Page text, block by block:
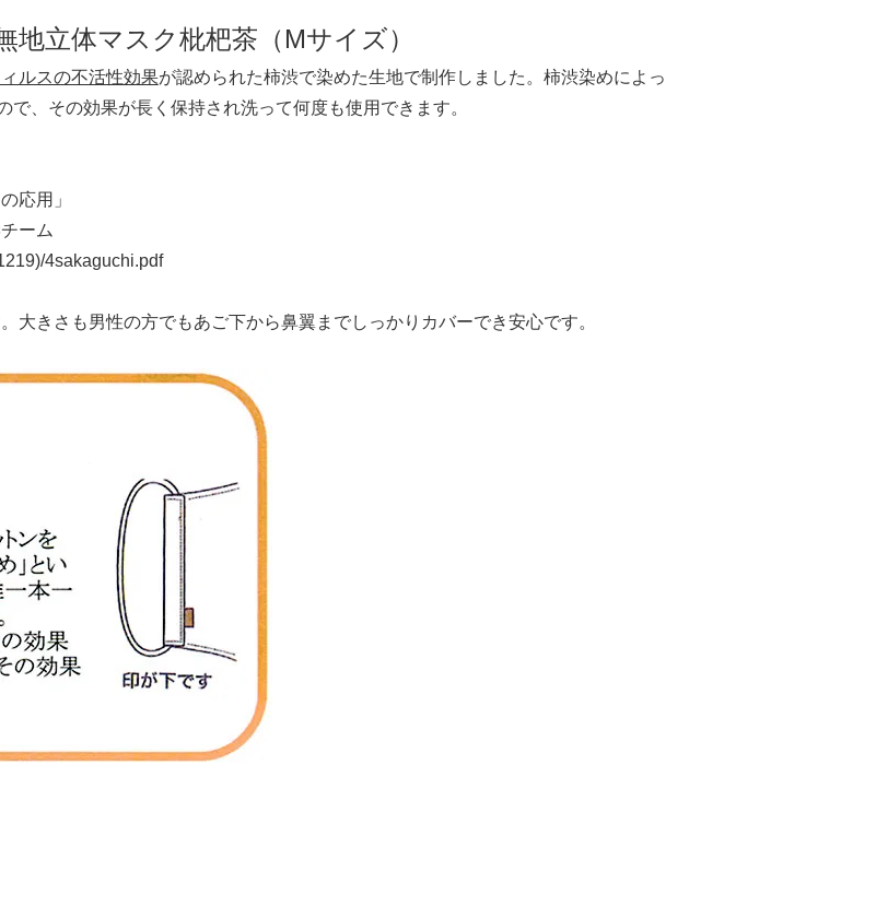
立体マスク枇杷茶（Mサイズ）
ルスの不活性効果が認められた柿渋で染めた生地で制作しました。柿渋染めによっ
、その効果が長く保持され洗って何度も使用できます。
応用」
ーム
4sakaguchi.pdf
大きさも男性の方でもあご下から鼻翼までしっかりカバーでき安心です。